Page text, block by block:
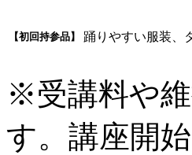
【初回持参品】 踊りやすい服装、
※受講料や
す。講座開